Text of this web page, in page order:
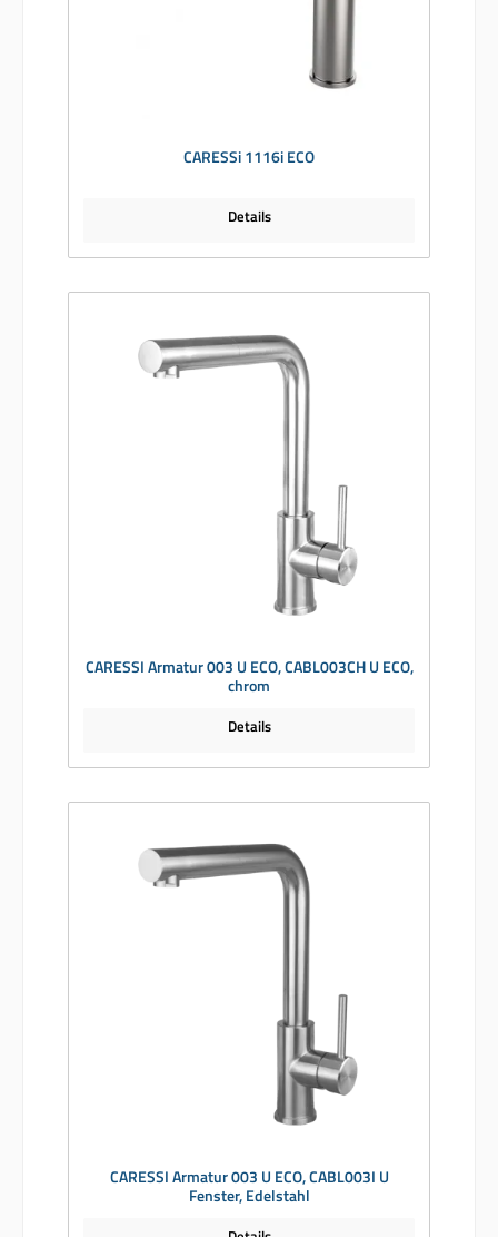
CARESSi 1116i ECO
Details
CARESSI Armatur 003 U ECO, CABL003CH U ECO,
chrom
Details
CARESSI Armatur 003 U ECO, CABL003I U
Fenster, Edelstahl